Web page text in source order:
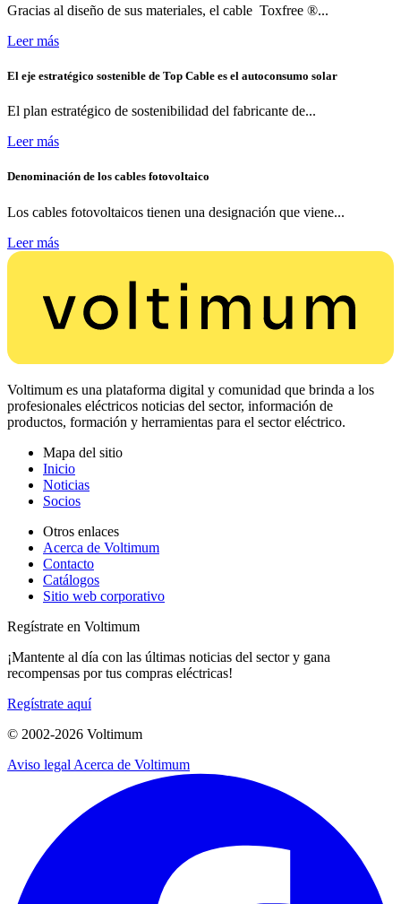
Gracias al diseño de sus materiales, el cable Toxfree ®...
Leer más
El eje estratégico sostenible de Top Cable es el autoconsumo solar
El plan estratégico de sostenibilidad del fabricante de...
Leer más
Denominación de los cables fotovoltaico
Los cables fotovoltaicos tienen una designación que viene...
Leer más
Voltimum es una plataforma digital y comunidad que brinda a los
profesionales eléctricos noticias del sector, información de
productos, formación y herramientas para el sector eléctrico.
Mapa del sitio
Inicio
Noticias
Socios
Otros enlaces
Acerca de Voltimum
Contacto
Catálogos
Sitio web corporativo
Regístrate en Voltimum
¡Mantente al día con las últimas noticias del sector y gana
recompensas por tus compras eléctricas!
Regístrate aquí
© 2002-2026 Voltimum
Aviso legal Acerca de Voltimum